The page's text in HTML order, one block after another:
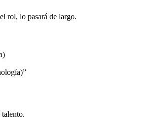
rol, lo pasará de largo.